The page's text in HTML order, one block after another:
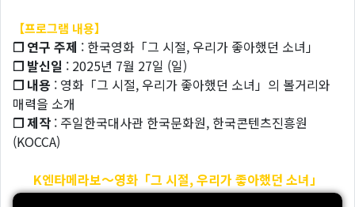
【프로그램 내용】
❐ 연구 주제 : 한국영화「그 시절, 우리가 좋아했던 소녀」
❐ 발신일 : 2025년 7월 27일 (일)
❐ 내용 : 영화「그 시절, 우리가 좋아했던 소녀」의 볼거리와
매력을 소개
❐ 제작 : 주일한국대사관 한국문화원, 한국콘텐츠진흥원
(KOCCA)
K엔타메라보～영화「그 시절, 우리가 좋아했던 소녀」